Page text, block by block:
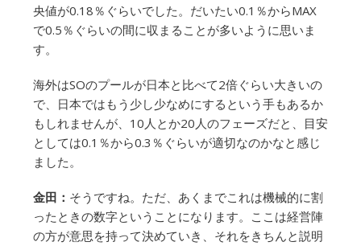
央値が0.18％ぐらいでした。だいたい0.1％からMAX
で0.5％ぐらいの間に収まることが多いように思いま
す。
海外はSOのプールが日本と比べて2倍ぐらい大きいの
で、日本ではもう少し少なめにするという手もあるか
もしれませんが、10人とか20人のフェーズだと、目安
としては0.1％から0.3％ぐらいが適切なのかなと感じ
ました。
金田： そうですね。ただ、あくまでこれは機械的に割
ったときの数字ということになります。ここは経営陣
の方が意思を持って決めていき、それをきちんと説明